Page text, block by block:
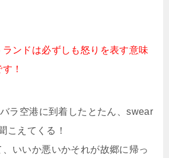
ランドは必ずしも怒りを表す意味
！
ラ空港に到着したとたん、swear
こえてくる！
いいか悪いかそれが故郷に帰っ